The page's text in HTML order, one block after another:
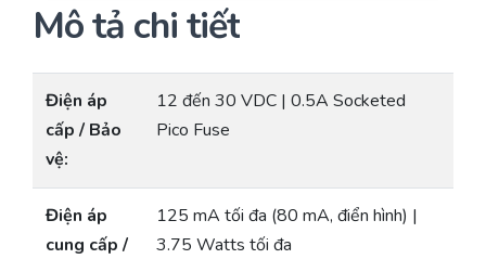
Mô tả chi tiết
Điện áp
cấp / Bảo
vệ:
12 đến 30 VDC | 0.5A Socketed
Pico Fuse
Điện áp
cung cấp /
125 mA tối đa (80 mA, điển hình) |
3.75 Watts tối đa